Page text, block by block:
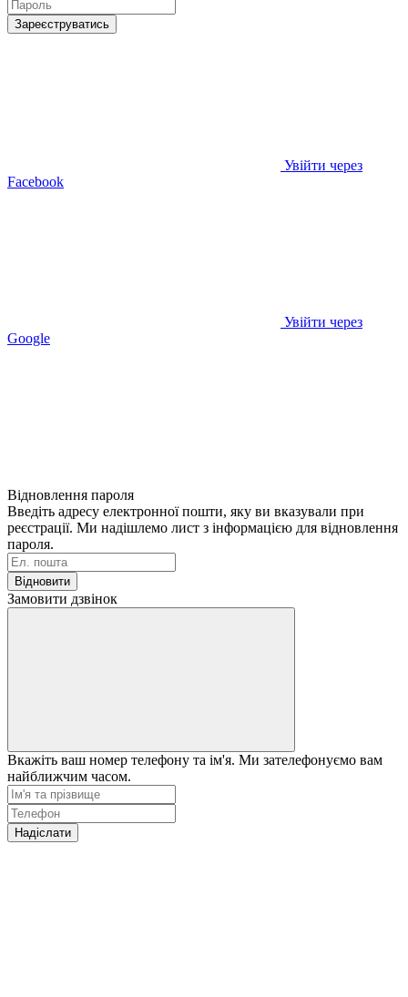
Зареєструватись
Увійти через
Facebook
Увійти через
Google
Відновлення пароля
Введіть адресу електронної пошти, яку ви вказували при
реєстрації. Ми надішлемо лист з інформацією для відновлення
пароля.
Відновити
Замовити дзвінок
Вкажіть ваш номер телефону та ім'я. Ми зателефонуємо вам
найближчим часом.
Надіслати